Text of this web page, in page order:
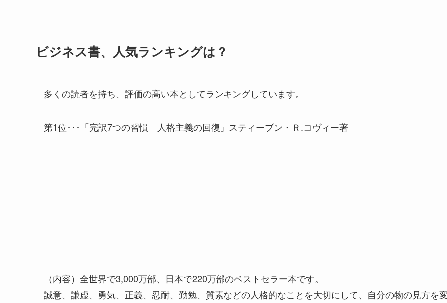
ビジネス書、人気ランキングは？
多くの読者を持ち、評価の高い本としてランキングしています。
第1位･･･「完訳7つの習慣 人格主義の回復」スティーブン・Ｒ.コヴィー著
（内容）全世界で3,000万部、日本で220万部のベストセラー本です。
誠意、謙虚、勇気、正義、忍耐、勤勉、質素などの人格的なことを大切にして、自分の物の見方を